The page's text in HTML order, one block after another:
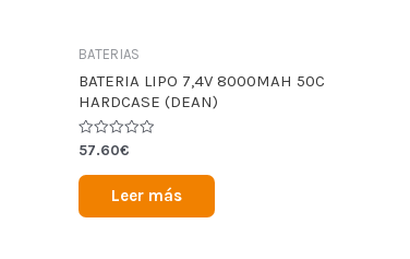
BATERIAS
BATERIA LIPO 7,4V 8000MAH 50C
HARDCASE (DEAN)
Valorado
en
0
de
57.60€
Leer más